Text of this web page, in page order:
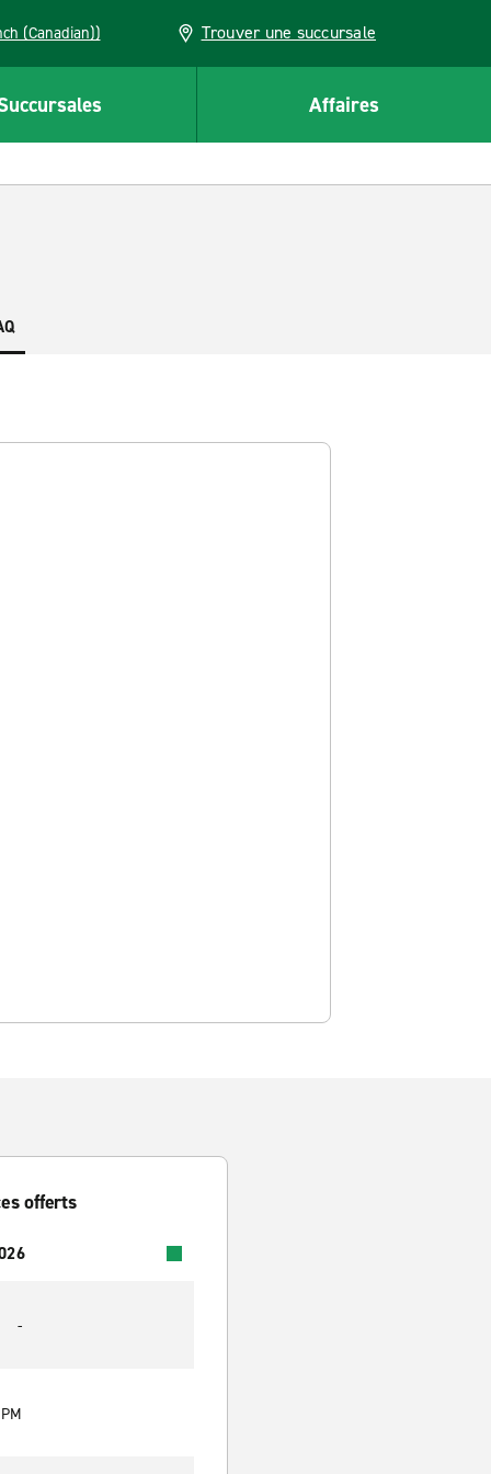
(Canadian)) Trouver une succursale
Affaires
offerts
-